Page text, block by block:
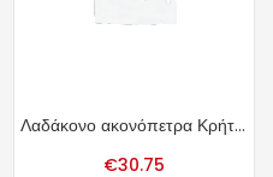
Λαδάκονο ακονόπετρα Κρήτης 1.23kg.
€30.75